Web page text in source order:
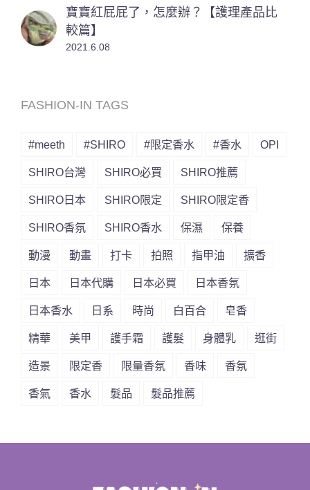
寶寶紅屁屁了，怎麼辦？【護理產品比
較篇】
2021.6.08
FASHION-IN TAGS
#meeth #SHIRO #限定香水 #香水 OPI
SHIRO台灣 SHIRO必買 SHIRO推薦
SHIRO日本 SHIRO限定 SHIRO限定香
SHIRO香氛 SHIRO香水 保濕 保養
動漫 動畫 打卡 拍照 指甲油 擴香
日本 日本代購 日本必買 日本香氛
日本香水 日系 時尚 白百合 皂香
精華 美甲 護手霜 護髮 身體乳 逛街
造景 限定香 限量香氛 香味 香氛
香氣 香水 髮品 髮品推薦